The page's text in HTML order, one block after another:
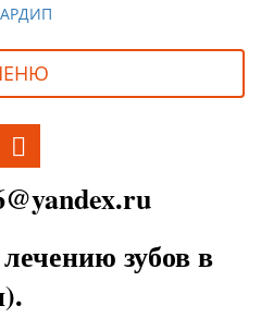
зубов в